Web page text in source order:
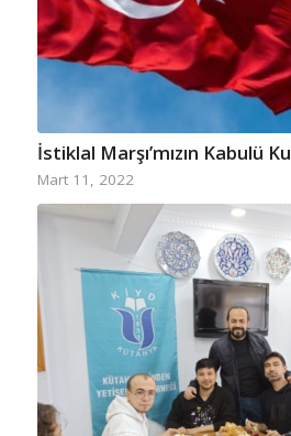
İstiklal Marşı’mızın Kabulü
Mart 11, 2022